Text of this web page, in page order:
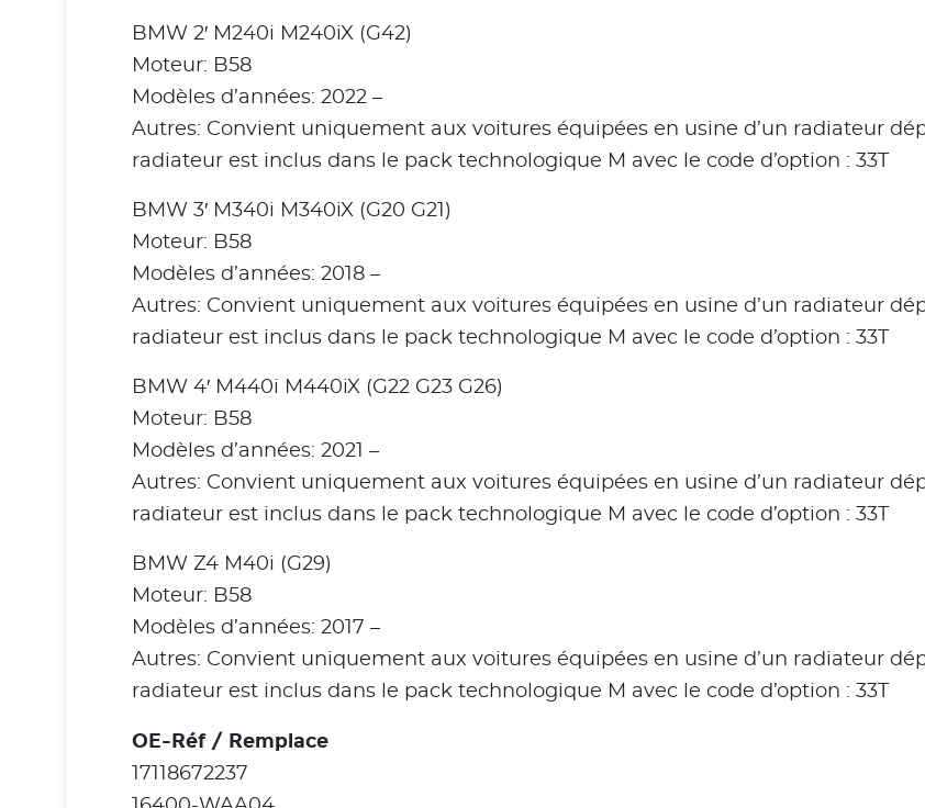
BMW 2′ M240i M240iX (G42)
Moteur: B58
Modèles d’années: 2022 –
Autres: Convient uniquement aux voitures équipées en usine d’un radiateur
radiateur est inclus dans le pack technologique M avec le code d’option : 33T
BMW 3′ M340i M340iX (G20 G21)
Moteur: B58
Modèles d’années: 2018 –
Autres: Convient uniquement aux voitures équipées en usine d’un radiateur
radiateur est inclus dans le pack technologique M avec le code d’option : 33T
BMW 4′ M440i M440iX (G22 G23 G26)
Moteur: B58
Modèles d’années: 2021 –
Autres: Convient uniquement aux voitures équipées en usine d’un radiateur
radiateur est inclus dans le pack technologique M avec le code d’option : 33T
BMW Z4 M40i (G29)
Moteur: B58
Modèles d’années: 2017 –
Autres: Convient uniquement aux voitures équipées en usine d’un radiateur
radiateur est inclus dans le pack technologique M avec le code d’option : 33T
OE-Réf / Remplace
17118672237